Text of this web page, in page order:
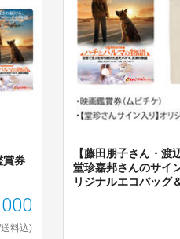
賞券
料込)
【藤田朋子さん・渡
堂珍嘉邦さんのサイ
リジナルエコバッグ